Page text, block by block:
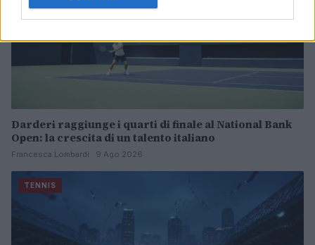
Darderi raggiunge i quarti di finale al National Bank
Open: la crescita di un talento italiano
Francesca Lombardi · 9 Ago 2026
TENNIS